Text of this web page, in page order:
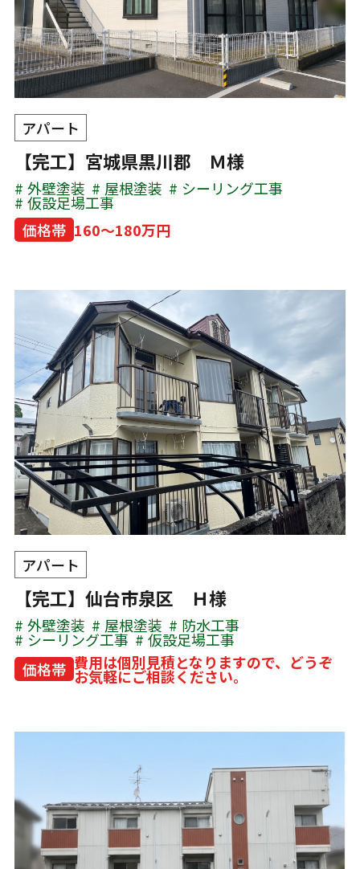
アパート
【完工】宮城県黒川郡 Ｍ様
外壁塗装 屋根塗装 シーリング工事
仮設足場工事
価格帯 160～180万円
アパート
【完工】仙台市泉区 Ｈ様
外壁塗装 屋根塗装 防水工事
シーリング工事
仮設足場工事
価格帯 費用は個別見積となりますので、どうぞ
お気軽にご相談ください。